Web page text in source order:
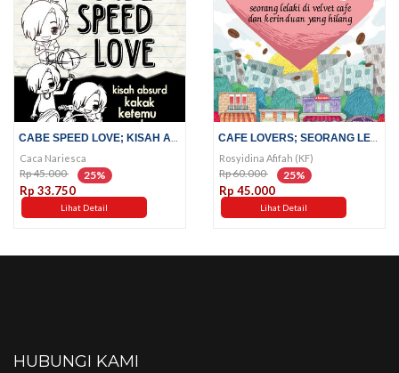
CABE SPEED LOVE; KISAH ABSURD...
Caca Nariesca
Rp 45.000 25%
Rp 33.750
Lihat Detail
CAFE LOVERS; SEORANG LELAKI DI...
Rosyidina Afifah (KF)
Rp 60.000 25%
Rp 45.000
Lihat Detail
HUBUNGI KAMI